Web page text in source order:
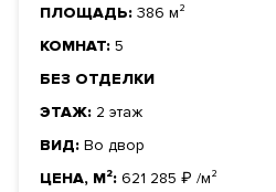
ПЛОЩАДЬ: 386 м²
КОМНАТ: 5
БЕЗ ОТДЕЛКИ
ЭТАЖ: 2 этаж
ВИД: Во двор
ЦЕНА, М²: 621 285 ₽ /м²